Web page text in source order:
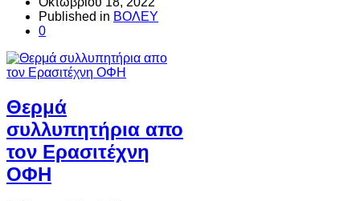
Published in ΒΟΛΕΥ
0
Θερμά
συλλυπητήρια απο
τον Ερασιτέχνη
ΟΦΗ